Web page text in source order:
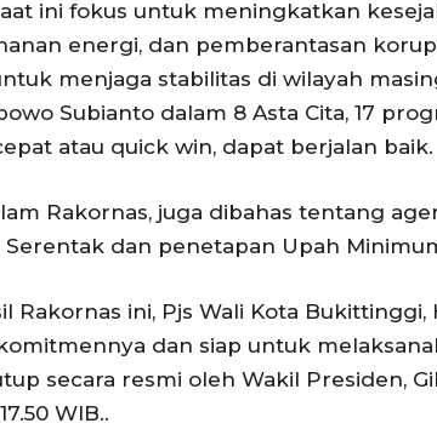
ini fokus untuk meningkatkan
energi, dan pemberantasan
menjaga stabilitas di wilayah
Subianto dalam 8 Asta Cita, 17
atau quick win, dapat berjalan baik.
Rakornas, juga dibahas tentang
Serentak dan penetapan Upah
Rakornas ini, Pjs Wali Kota Bukittinggi,
dan siap untuk
secara resmi oleh Wakil Presiden,
WIB..